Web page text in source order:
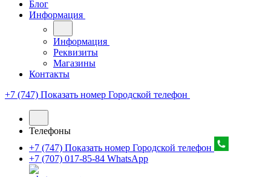
Блог
Информация
Информация
Реквизиты
Магазины
Контакты
+7 (747) Показать номер Городской телефон
Телефоны
+7 (747) Показать номер Городской телефон
+7 (707) 017-85-84 WhatsApp